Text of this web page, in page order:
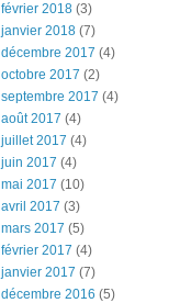
février 2018 (3)
janvier 2018 (7)
décembre 2017 (4)
octobre 2017 (2)
septembre 2017 (4)
août 2017 (4)
juillet 2017 (4)
juin 2017 (4)
mai 2017 (10)
avril 2017 (3)
mars 2017 (5)
février 2017 (4)
janvier 2017 (7)
décembre 2016 (5)